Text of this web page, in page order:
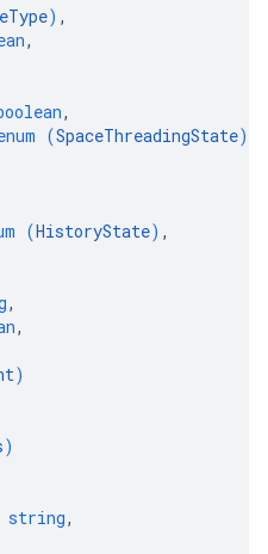
) ,
,
,
(SpaceThreadingState)
(HistoryState) ,
,
,
)
)
string,